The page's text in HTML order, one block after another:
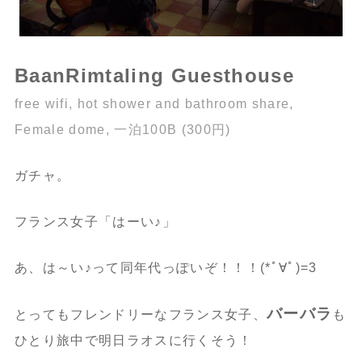
BaanRimtaling Guesthouse
free wifi, hot shower and bathroom share,
Female dome, 一泊100B (300円)
ガチャ。
フランス女子「はーい♪」
あ、は～い♪って同年代っぽいぞ！！！(*ﾟ∀ﾟ)=3
とってもフレンドリーなフランス女子、バーバラ も
ひとり旅中で明日ラオスに行くそう！